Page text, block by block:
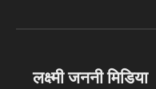
लक्ष्मी जननी मिडिया